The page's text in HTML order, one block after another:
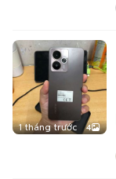
1 tháng trước 4